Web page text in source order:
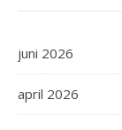
juni 2026
april 2026